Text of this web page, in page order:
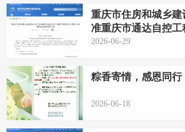
重庆市住房和城乡
准重庆市通达自控工
2026-06-29
粽香寄情，感恩同行
2026-06-18